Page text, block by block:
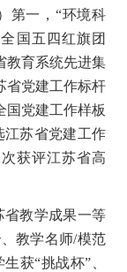
第一，“环境科
国五四红旗团
教育系统先进集
省党建工作标杆
国党建工作样板
江苏省党建工作
获评江苏省高
省教学成果一等
教学名师/模范
获“挑战杯”、